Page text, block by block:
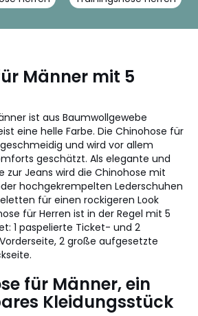
Männer mit 5
ist aus Baumwollgewebe
eine helle Farbe. Die Chinohose für
und wird vor allem
geschätzt. Als elegante und
zur Jeans wird die Chinohose mit
hochgekrempelten Lederschuhen
für einen rockigeren Look
für Herren ist in der Regel mit 5
1 paspelierte Ticket- und 2
2 große aufgesetzte
für Männer, ein
Kleidungsstück